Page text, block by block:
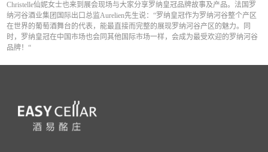
Christelle仙妮女士也来到展会现场与大家分享罗纳皇冠品牌故事及产品。法国罗
纳河谷酒业集团国际出口总监Aurelien先生说：“罗纳皇冠作为罗纳河谷整个产区
在世界的葡萄酒舞台的代表，能最直接而完整的展现罗纳河谷产区的魅力。同
时，罗纳皇冠在中国市场也会同其他国际市场一样，会成为最受欢迎的罗纳河谷
品牌！“